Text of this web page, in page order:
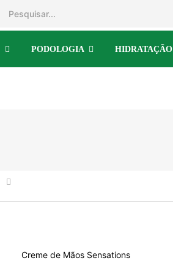
PODOLOGIA HIDRATAÇÃO
Creme de Mãos Sensations